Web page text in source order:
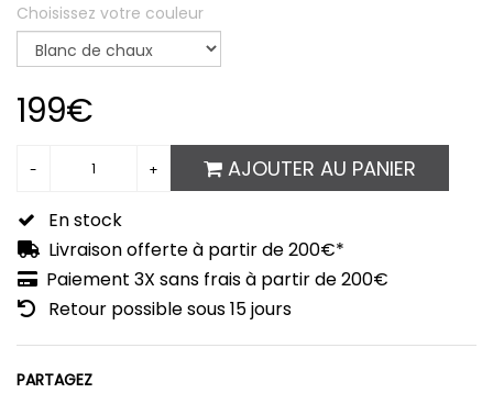
Choisissez votre couleur
199€
AJOUTER AU PANIER
En stock
Livraison offerte à partir de 200€*
Paiement 3X sans frais à partir de 200€
Retour possible sous 15 jours
PARTAGEZ